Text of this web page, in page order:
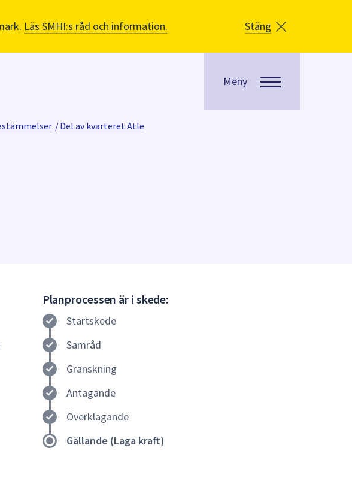
Läs SMHI:s råd och information. Stäng
Meny
/Del av kvarteret Atle
Planprocessen är i skede:
Startskede
Samråd
Granskning
Antagande
Överklagande
Gällande (Laga kraft)